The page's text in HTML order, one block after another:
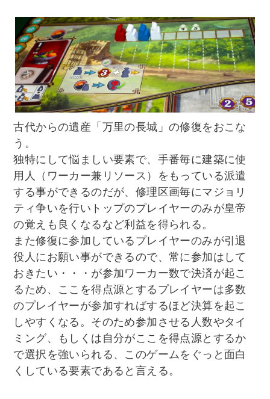
古代からの遺産「万里の長城」の修復をおこな
う。
独特にして悩ましい要素で、手番毎に建築に使
用人（ワーカー兼リソース）をもっている派遣
する事ができるのだが、修理区画毎にマジョリ
ティ争いを行いトップのプレイヤーのみが皇帝
の覚えも良くなるなど利益を得られる。
また修復に参加しているプレイヤーのみが引退
役人にお願い事ができるので、常に参加はして
おきたい・・・が参加ワーカー数で決済が起こ
るため、ここを得点源とするプレイヤーは多数
のプレイヤーが参加すればするほど決算を起こ
しやすくなる。そのため参加させる人数やタイ
ミング、もしくは自分がここを得点源とするか
で選択を強いられる、このゲームをぐっと面白
くしている要素であると言える。